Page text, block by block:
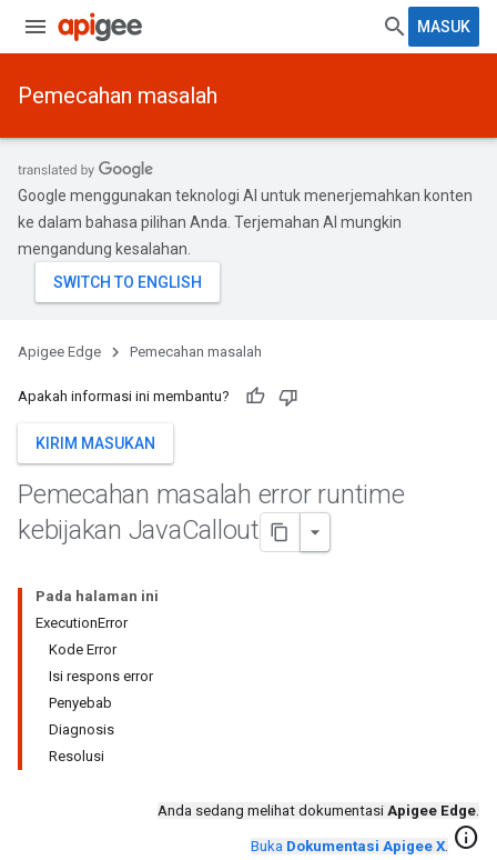
MASUK
Pemecahan masalah
Google menggunakan teknologi AI untuk menerjemahkan konten
ke dalam bahasa pilihan Anda. Terjemahan AI mungkin
mengandung kesalahan.
Apigee Edge Pemecahan masalah
Apakah informasi ini membantu?
KIRIM MASUKAN
Pemecahan masalah error runtime
kebijakan JavaCallout
Pada halaman ini
ExecutionError
Kode Error
Isi respons error
Penyebab
Diagnosis
Resolusi
Anda sedang melihat dokumentasi Apigee Edge.
Buka Dokumentasi Apigee X. info